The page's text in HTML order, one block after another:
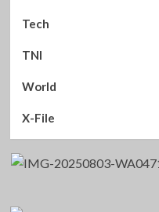
Tech
TNI
World
X-File